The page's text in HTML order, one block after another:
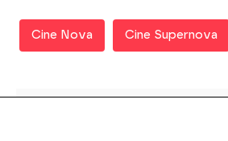
Cine Nova Cine Supernova